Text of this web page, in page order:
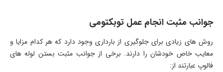
جوانب مثبت انجام عمل توبکتومی
روش های زیادی برای جلوگیری از بارداری وجود دارد که هر کدام مزایا و
معایب خاص خودشان را دارند. برخی از جوانب مثبت بستن لوله های
فالوپ عبارتند از: